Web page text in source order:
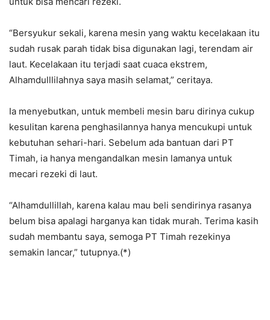
“Bersyukur sekali, karena mesin yang waktu kecelakaan itu
sudah rusak parah tidak bisa digunakan lagi, terendam air
laut. Kecelakaan itu terjadi saat cuaca ekstrem,
Alhamdulllilahnya saya masih selamat,” ceritaya.
Ia menyebutkan, untuk membeli mesin baru dirinya cukup
kesulitan karena penghasilannya hanya mencukupi untuk
kebutuhan sehari-hari. Sebelum ada bantuan dari PT
Timah, ia hanya mengandalkan mesin lamanya untuk
mecari rezeki di laut.
“Alhamdullillah, karena kalau mau beli sendirinya rasanya
belum bisa apalagi harganya kan tidak murah. Terima kasih
sudah membantu saya, semoga PT Timah rezekinya
semakin lancar,” tutupnya.(*)